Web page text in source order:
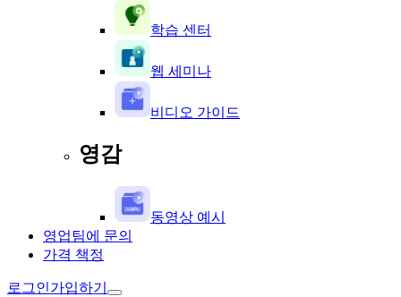
학습 센터
웹 세미나
비디오 가이드
영감
동영상 예시
영업팀에 문의
가격 책정
로그인가입하기